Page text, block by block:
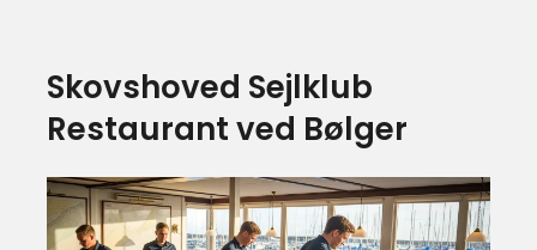
Skovshoved Sejlklub
Restaurant ved Bølger